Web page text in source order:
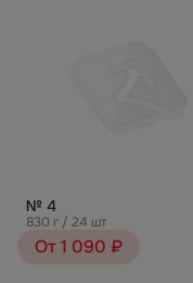
№ 4
830 г / 24 шт
От 1 090 ₽